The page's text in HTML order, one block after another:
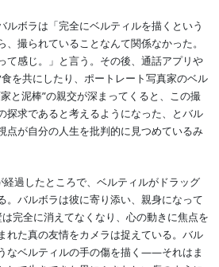
ルボラは「完全にベルティルを描くという
撮られていることなんて関係なかった。
て感じ。」と言う。その後、通話アプリや
を共にしたり、ポートレート写真家のベル
と泥棒”の親交が深まってくると、この撮
探求であると考えるようになった、とバル
点が自分の人生を批判的に見つめているみ
過したところで、ベルティルがドラッグ
。バルボラは彼に寄り添い、親身になって
完全に消えてなくなり、心の動きに焦点を
れた真の友情をカメラは捉えている。バル
なベルティルの手の傷を描く――それはま